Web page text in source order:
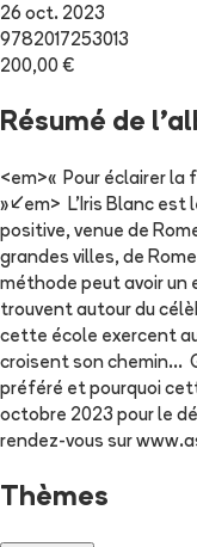
26 oct. 2023
9782017253013
200,00 €
Résumé de
<em>« Pour éclairer la
»</em> L’Iris Blanc est
positive, venue de
grandes villes, de
méthode peut avoir un
trouvent autour du
cette école exercent
croisent son chemin…
préféré et pourquoi
octobre 2023 pour le
rendez-vous sur
Thèmes